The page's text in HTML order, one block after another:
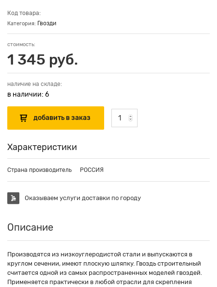
Код товара:
Категория: Гвозди
стоимость:
1 345 руб.
наличие на складе:
в наличии: 6
Характеристики
Страна производитель РОССИЯ
Оказываем услуги доставки по городу
Описание
Производятся из низкоуглеродистой стали и выпускаются в
круглом сечении, имеют плоскую шляпку. Гвоздь строительный
считается одной из самых распространенных моделей гвоздей.
Применяется практически в любой отрасли для скрепления